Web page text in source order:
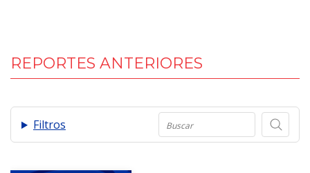
REPORTES ANTERIORES
Filtros